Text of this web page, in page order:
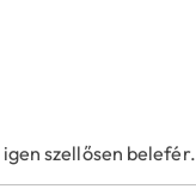
szellősen belefér.